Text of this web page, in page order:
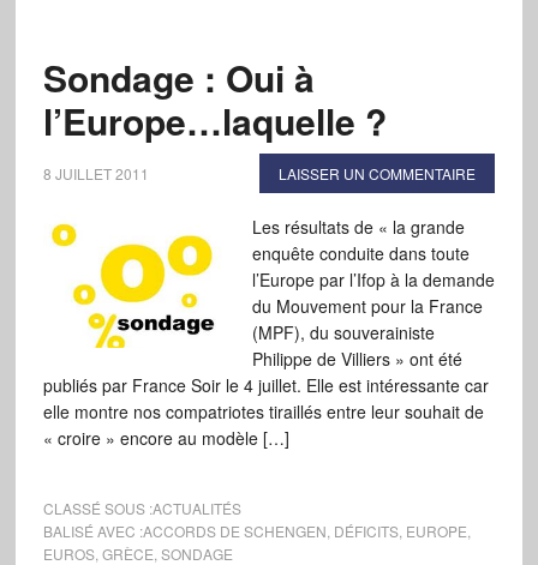
Sondage : Oui à
l’Europe…laquelle ?
8 JUILLET 2011 LAISSER UN COMMENTAIRE
Les résultats de « la grande
enquête conduite dans toute
l’Europe par l’Ifop à la demande
du Mouvement pour la France
(MPF), du souverainiste
Philippe de Villiers » ont été
publiés par France Soir le 4 juillet. Elle est intéressante car
elle montre nos compatriotes tiraillés entre leur souhait de
« croire » encore au modèle […]
CLASSÉ SOUS :ACTUALITÉS
BALISÉ AVEC :ACCORDS DE SCHENGEN DÉFICITS, EUROPE
EUROS, GRÈCE SONDAGE